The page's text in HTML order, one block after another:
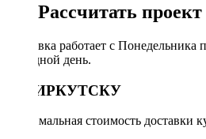
Рассчитать проект
Доставка работает с Понедельника
выходной день.
ПО ИРКУТСКУ
Минимальная стоимость доставки